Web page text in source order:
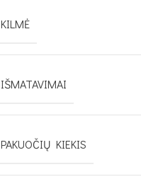
KILMĖ
IŠMATAVIMAI
PAKUOČIŲ KIEKIS